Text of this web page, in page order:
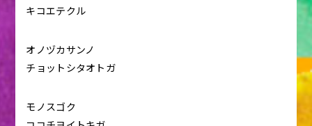
キコエテクル
オノヅカサンノ
チョットシタオトガ
モノスゴク